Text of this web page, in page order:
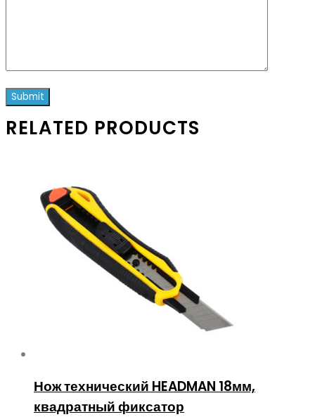
RELATED PRODUCTS
Нож технический HEADMAN 18мм,
квадратный фиксатор